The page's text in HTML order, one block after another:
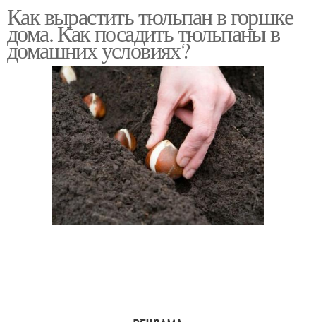
Как вырастить тюльпан в горшке
дома. Как посадить тюльпаны в
домашних условиях?